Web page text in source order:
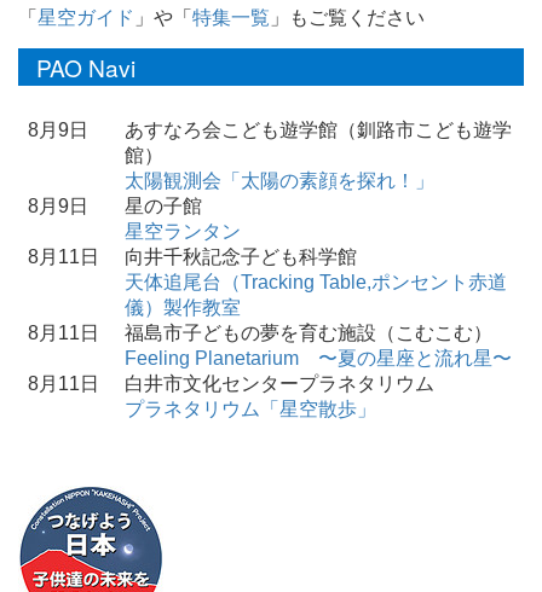
「星空ガイド 」や「特集一覧 」もご覧ください
PAO Navi